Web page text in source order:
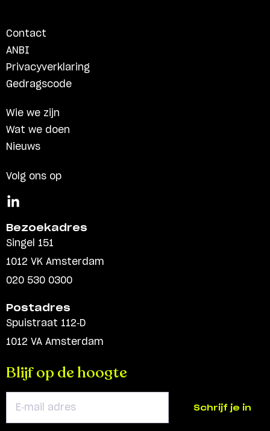
Contact
ANBI
Privacyverklaring
Gedragscode
Wie we zijn
Wat we doen
Nieuws
Volg ons op
Bezoekadres
Singel 151
1012 VK Amsterdam
020 530 0300
Postadres
Spuistraat 112-D
1012 VA Amsterdam
Blijf op de hoogte